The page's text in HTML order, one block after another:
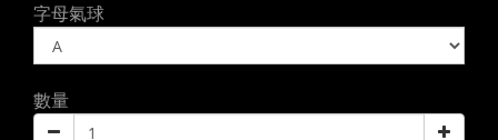
字母氣球
數量